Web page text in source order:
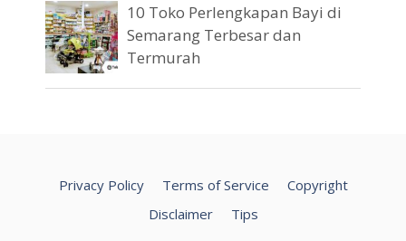
10 Toko Perlengkapan Bayi di
Semarang Terbesar dan
Termurah
Privacy Policy Terms of Service
Copyright
Disclaimer
Tips